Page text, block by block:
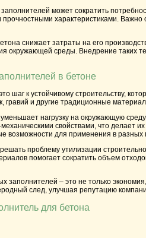
может сократить
характеристиками.
снижает затраты на его
окружающей среды. Внедрение таких
в бетоне
шаг к устойчивому строительству,
гравий и другие традиционные
нагрузку на окружающую
свойствами, что делает
возможности для применения в разных
проблему утилизации
помогает сократить объем
– это не только
след, улучшая репутацию
для бетона